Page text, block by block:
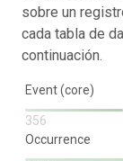
sobre un
cada tabla de
continuación.
Event (core)
356
Occurrence